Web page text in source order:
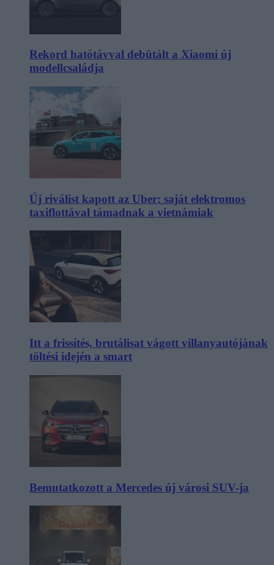
Rekord hatótávval debütált a Xiaomi új
modellcsaládja
Új riválist kapott az Uber: saját elektromos
taxiflottával támadnak a vietnámiak
Itt a frissítés, brutálisat vágott villanyautójának
töltési idején a smart
Bemutatkozott a Mercedes új városi SUV-ja